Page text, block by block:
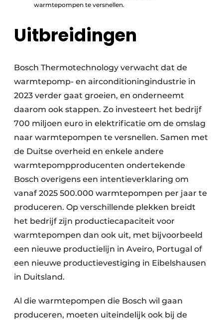
warmtepompen te versnellen.
Uitbreidingen
Bosch Thermotechnology verwacht dat de
warmtepomp- en airconditioningindustrie in
2023 verder gaat groeien, en onderneemt
daarom ook stappen. Zo investeert het bedrijf
700 miljoen euro in elektrificatie om de omslag
naar warmtepompen te versnellen. Samen met
de Duitse overheid en enkele andere
warmtepompproducenten ondertekende
Bosch overigens een intentieverklaring om
vanaf 2025 500.000 warmtepompen per jaar te
produceren. Op verschillende plekken breidt
het bedrijf zijn productiecapaciteit voor
warmtepompen dan ook uit, met bijvoorbeeld
een nieuwe productielijn in Aveiro, Portugal of
een nieuwe productievestiging in Eibelshausen
in Duitsland.
Al die warmtepompen die Bosch wil gaan
produceren, moeten uiteindelijk ook bij de